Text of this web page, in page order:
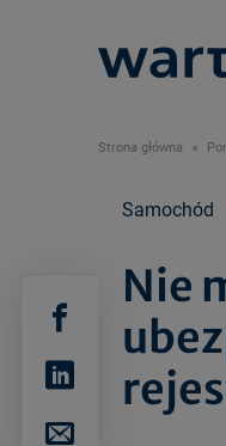
Strona główna
Samochód
Nie